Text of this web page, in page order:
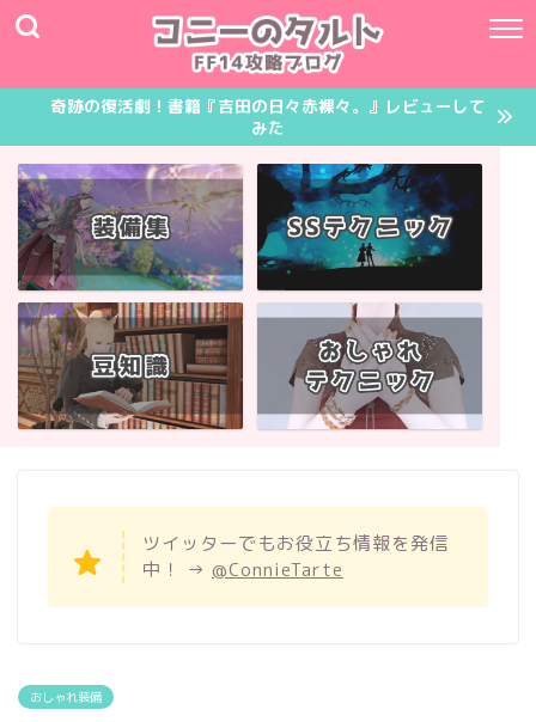
奇跡の復活劇！書籍『吉田の日々赤裸々。』レビューして
みた
ツイッターでもお役立ち情報を発信
中！ → @ConnieTarte
おしゃれ装備